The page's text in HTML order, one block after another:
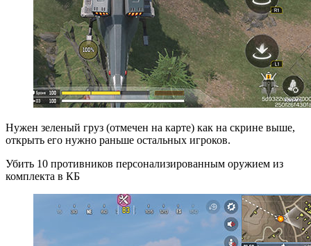
Нужен зеленый груз (отмечен на карте) как на скрине выше,
открыть его нужно раньше остальных игроков.
Убить 10 противников персонализированным оружием из
комплекта в КБ